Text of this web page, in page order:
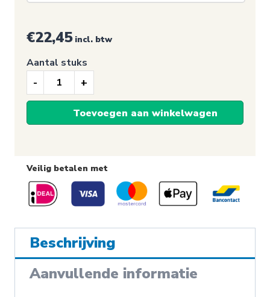
€22,45incl. btw
Raamsticker,
(Ovaal/Rood)
aantal
Aantal stuks
Toevoegen aan winkelwagen
Veilig betalen met
Beschrijving
Aanvullende informatie